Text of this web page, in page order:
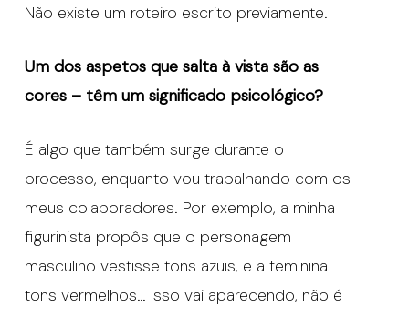
Não existe um roteiro escrito previamente.
Um dos aspetos que salta à vista são as
cores – têm um significado psicológico?
É algo que também surge durante o
processo, enquanto vou trabalhando com os
meus colaboradores. Por exemplo, a minha
figurinista propôs que o personagem
masculino vestisse tons azuis, e a feminina
tons vermelhos… Isso vai aparecendo, não é